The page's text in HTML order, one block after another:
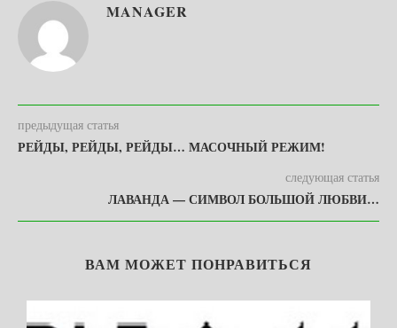
MANAGER
предыдущая статья
РЕЙДЫ, РЕЙДЫ, РЕЙДЫ… МАСОЧНЫЙ РЕЖИМ!
следующая статья
ЛАВАНДА — СИМВОЛ БОЛЬШОЙ ЛЮБВИ…
ВАМ МОЖЕТ ПОНРАВИТЬСЯ